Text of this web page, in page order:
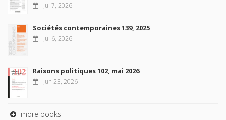
Jul 7, 2026
Sociétés contemporaines 139, 2025
Jul 6, 2026
Raisons politiques 102, mai 2026
Jun 23, 2026
more books